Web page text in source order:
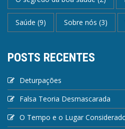
Saúde (9) Sobre nós (3)
POSTS RECENTES
Deturpações
Falsa Teoria Desmascarada
O Tempo e o Lugar